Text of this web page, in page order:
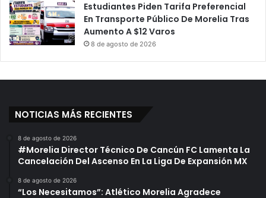
Estudiantes Piden Tarifa Preferencial
En Transporte Público De Morelia Tras
Aumento A $12 Varos
8 de agosto de 2026
NOTICIAS MÁS RECIENTES
8 de agosto de 2026
#Morelia Director Técnico De Cancún FC Lamenta La
Cancelación Del Ascenso En La Liga De Expansión MX
8 de agosto de 2026
“Los Necesitamos”: Atlético Morelia Agradece